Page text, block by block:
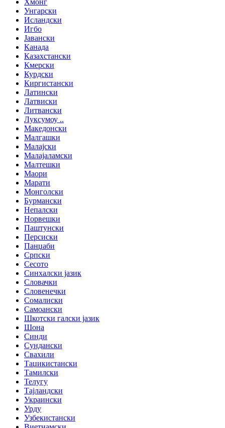
Хмонг
Унгарски
Исландски
Игбо
Јавански
Канада
Казахстански
Кмерски
Курдски
Киргистански
Латински
Латвиски
Литвански
Луксумоу ..
Македонски
Малгашки
Малајски
Малајаламски
Малтешки
Маори
Марати
Монголски
Бурмански
Непалски
Норвешки
Паштунски
Персиски
Панџаби
Српски
Сесото
Синхалски јазик
Словачки
Словенечки
Сомалиски
Самоански
Шкотски галски јазик
Шона
Синди
Сундански
Свахили
Таџикистански
Тамилски
Телугу
Тајландски
Украински
Урду
Узбекистански